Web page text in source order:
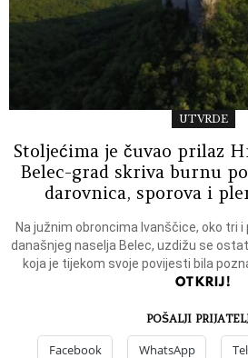
UTVRDE
Stoljećima je čuvao prilaz
Belec-grad skriva burnu
darovnica, sporova i
Na južnim obroncima Ivanščice, oko tri
današnjeg naselja Belec, uzdižu se
koja je tijekom svoje povijesti bila
OTKRIJ!
POŠALJI
Facebook WhatsApp